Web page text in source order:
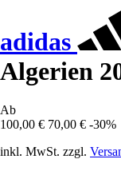
adidas
Algerien
Ab
100,00 € 70,00 € -30%
inkl. MwSt. zzgl.